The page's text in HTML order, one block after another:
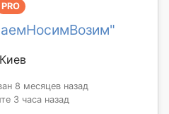
PRO
Киев
8 месяцев назад
3 часа назад